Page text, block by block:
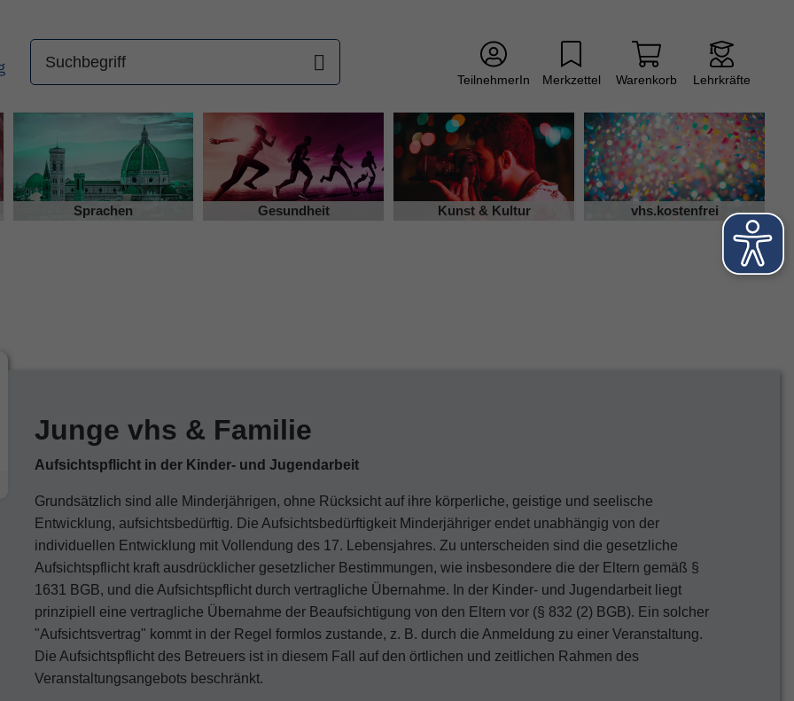
TeilnehmerIn Merkzettel Warenkorb Lehrkräfte
Sprachen Gesundheit Kunst & Kultur vhs.kostenfrei
Junge vhs & Familie
Aufsichtspflicht in der Kinder- und Jugendarbeit
Grundsätzlich sind alle Minderjährigen, ohne Rücksicht auf ihre körperliche, geistige und seelische
Entwicklung, aufsichtsbedürftig. Die Aufsichtsbedürftigkeit Minderjähriger endet unabhängig von der
individuellen Entwicklung mit Vollendung des 17. Lebensjahres. Zu unterscheiden sind die gesetzliche
Aufsichtspflicht kraft ausdrücklicher gesetzlicher Bestimmungen, wie insbesondere die der Eltern gemäß §
1631 BGB, und die Aufsichtspflicht durch vertragliche Übernahme. In der Kinder- und Jugendarbeit liegt
prinzipiell eine vertragliche Übernahme der Beaufsichtigung von den Eltern vor (§ 832 (2) BGB). Ein solcher
"Aufsichtsvertrag" kommt in der Regel formlos zustande, z. B. durch die Anmeldung zu einer Veranstaltung.
Die Aufsichtspflicht des Betreuers ist in diesem Fall auf den örtlichen und zeitlichen Rahmen des
Veranstaltungsangebots beschränkt.